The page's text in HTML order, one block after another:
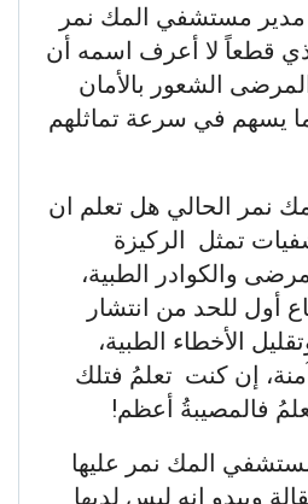
مدير مستشفي المك نمر
قطعاً لا أعرف اسمه أن
المرضى الشعور بالأمان
يسهم في سرعة تماثلهم
نمر الحالي هل تعلم ان
تمثل الركيزة
والكوادر الطبية،
للحد من انتشار
الأخطاء الطبية،
إن كنت تعلمُ فتلك
فالمصيبةُ أعظم!
المك نمر عليها
ويبدو انه ليس لديها